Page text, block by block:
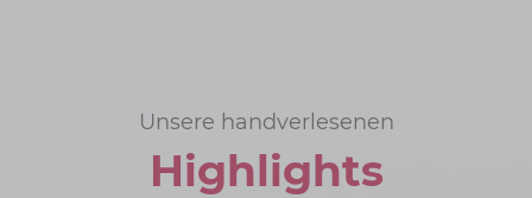
Unsere handverlesenen
Highlights